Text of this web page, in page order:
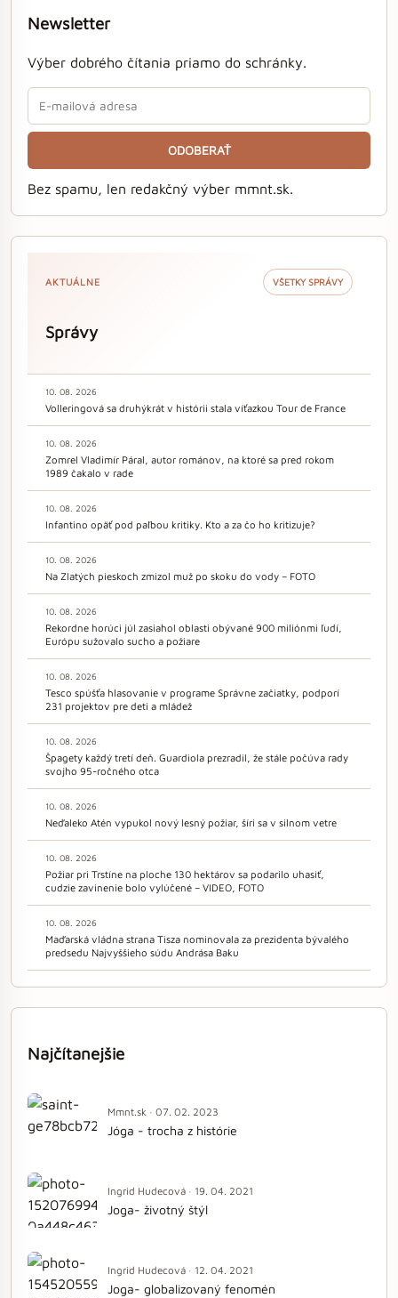
Newsletter
Výber dobrého čítania priamo do schránky.
ODOBERAŤ
Bez spamu, len redakčný výber mmnt.sk.
AKTUÁLNE VŠETKY SPRÁVY
Správy
10. 08. 2026
Volleringová sa druhýkrát v histórii stala víťazkou Tour de France
10. 08. 2026
Zomrel Vladimír Páral, autor románov, na ktoré sa pred rokom
1989 čakalo v rade
10. 08. 2026
Infantino opäť pod paľbou kritiky. Kto a za čo ho kritizuje?
10. 08. 2026
Na Zlatých pieskoch zmizol muž po skoku do vody – FOTO
10. 08. 2026
Rekordne horúci júl zasiahol oblasti obývané 900 miliónmi ľudí,
Európu sužovalo sucho a požiare
10. 08. 2026
Tesco spúšťa hlasovanie v programe Správne začiatky, podporí
231 projektov pre deti a mládež
10. 08. 2026
Špagety každý tretí deň. Guardiola prezradil, že stále počúva rady
svojho 95-ročného otca
10. 08. 2026
Neďaleko Atén vypukol nový lesný požiar, šíri sa v silnom vetre
10. 08. 2026
Požiar pri Trstíne na ploche 130 hektárov sa podarilo uhasiť,
cudzie zavinenie bolo vylúčené – VIDEO, FOTO
10. 08. 2026
Maďarská vládna strana Tisza nominovala za prezidenta bývalého
predsedu Najvyššieho súdu Andrása Baku
Najčítanejšie
Mmnt.sk · 07. 02. 2023
Jóga - trocha z histórie
Ingrid Hudecová · 19. 04. 2021
Joga- životný štýl
Ingrid Hudecová · 12. 04. 2021
Joga- globalizovaný fenomén